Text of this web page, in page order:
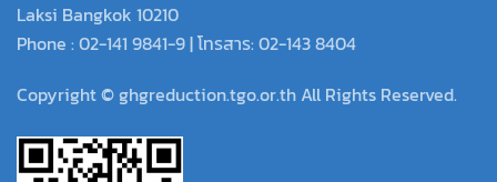
Laksi Bangkok 10210
Phone : 02-141 9841-9 | โทรสาร: 02-143 8404
Copyright © ghgreduction.tgo.or.th All Rights Reserved.